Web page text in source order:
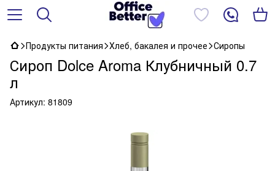
Продукты питания Хлеб, бакалея и прочее Сиропы
Сироп Dolce Aroma Клубничный 0.7
л
Артикул: 81809